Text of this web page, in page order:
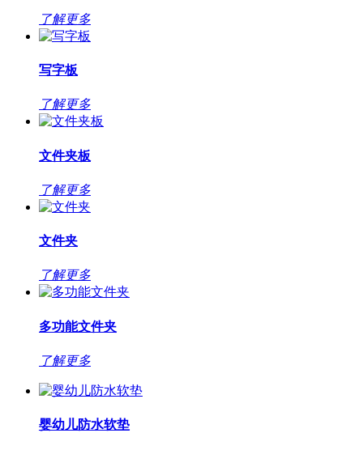
了解更多
写字板
了解更多
文件夹板
了解更多
文件夹
了解更多
多功能文件夹
了解更多
婴幼儿防水软垫